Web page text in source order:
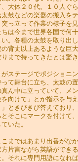
大体２０代。１０人ぐ
鼓などの楽器の搬入を
っ立って作業の様子を
は今まで世界各国で何
。各種の太鼓を取り出
背丈以上あるような巨
まで持ってきたとは驚き
ステージでポジショニ
て舞台に立ち、太鼓の
ん中に立っていて、メ
を向けて」とか指示を与
ときびきび答えており
そこにマークを付けて
いた。
まではあまり出番がな
片言ながら英語ができ
それに専門用語になれ